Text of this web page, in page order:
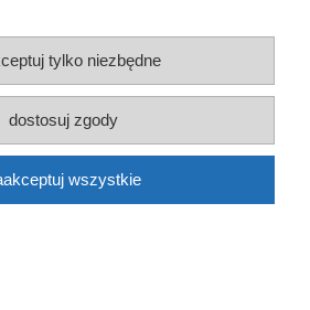
LP-103 Czarny matowy 400ml
tylko niezbędne
dostosuj zgody
wszystkie